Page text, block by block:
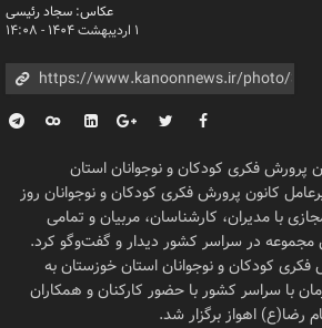
عکاس: سجاد رئیسی
۱ اردیبهشت ۱۴۰۴ - ۱۴:۰۸
پرورش فکری کودکان و نوجوانان استان
کانون پرورش فکری کودکان و نوجوانان روز
با مدیران، کارشناسان، مربیان و تمامی
مجموعه در سراسر کشور دیدار و گفت‌وگو کرد.
کودکان و نوجوانان استان خوزستان به
با سراسر کشور با حضور کارکنان و همکاران
رضا(ع) اهواز برگزار شد.